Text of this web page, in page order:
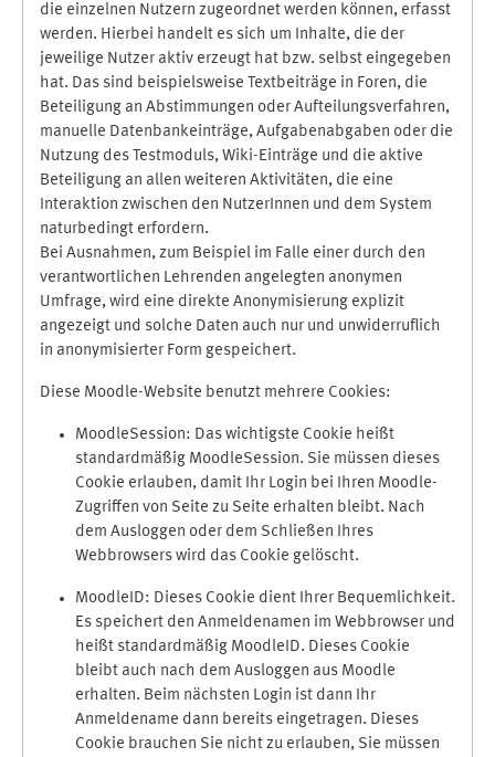
die einzelnen Nutzern zugeordnet werden können, erfasst
werden. Hierbei handelt es sich um Inhalte, die der
jeweilige Nutzer aktiv erzeugt hat bzw. selbst eingegeben
hat. Das sind beispielsweise Textbeiträge in Foren, die
Beteiligung an Abstimmungen oder Aufteilungsverfahren,
manuelle Datenbankeinträge, Aufgabenabgaben oder die
Nutzung des Testmoduls, Wiki-Einträge und die aktive
Beteiligung an allen weiteren Aktivitäten, die eine
Interaktion zwischen den NutzerInnen und dem System
naturbedingt erfordern.
Bei Ausnahmen, zum Beispiel im Falle einer durch den
verantwortlichen Lehrenden angelegten anonymen
Umfrage, wird eine direkte Anonymisierung explizit
angezeigt und solche Daten auch nur und unwiderruflich
in anonymisierter Form gespeichert.
Diese Moodle-Website benutzt mehrere Cookies:
MoodleSession: Das wichtigste Cookie heißt
standardmäßig MoodleSession. Sie müssen dieses
Cookie erlauben, damit Ihr Login bei Ihren Moodle-
Zugriffen von Seite zu Seite erhalten bleibt. Nach
dem Ausloggen oder dem Schließen Ihres
Webbrowsers wird das Cookie gelöscht.
MoodleID: Dieses Cookie dient Ihrer Bequemlichkeit.
Es speichert den Anmeldenamen im Webbrowser und
heißt standardmäßig MoodleID. Dieses Cookie
bleibt auch nach dem Ausloggen aus Moodle
erhalten. Beim nächsten Login ist dann Ihr
Anmeldename dann bereits eingetragen. Dieses
Cookie brauchen Sie nicht zu erlauben, Sie müssen